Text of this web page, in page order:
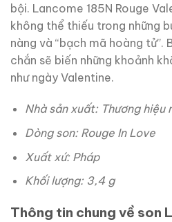
bội. Lancome 185N Rouge
không thể thiếu trong những
nàng và “bạch mã hoàng tử”.
chắn sẽ biến những khoảnh
như ngày Valentine.
Nhà sản xuất: Thương hiệu
Dòng son: Rouge In Love
Xuất xứ: Pháp
Khối lượng: 3,4 g
Thông tin chung về son